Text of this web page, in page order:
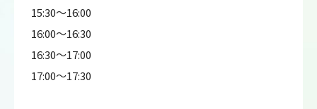
15:30～16:00
16:00～16:30
16:30～17:00
17:00～17:30